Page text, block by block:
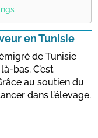
valid
en Tunisie
émigré de Tunisie
bas. C’est
au soutien du
dans l’élevage.